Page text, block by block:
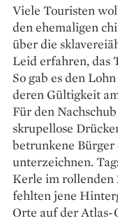
Viele Touristen
den ehemaligen
über die
Leid erfahren, das
So gab es den
deren Gültigkeit
Für den
skrupellose
betrunkene
unterzeichnen.
Kerle im rollenden
fehlten jene
Orte auf der Atlas-